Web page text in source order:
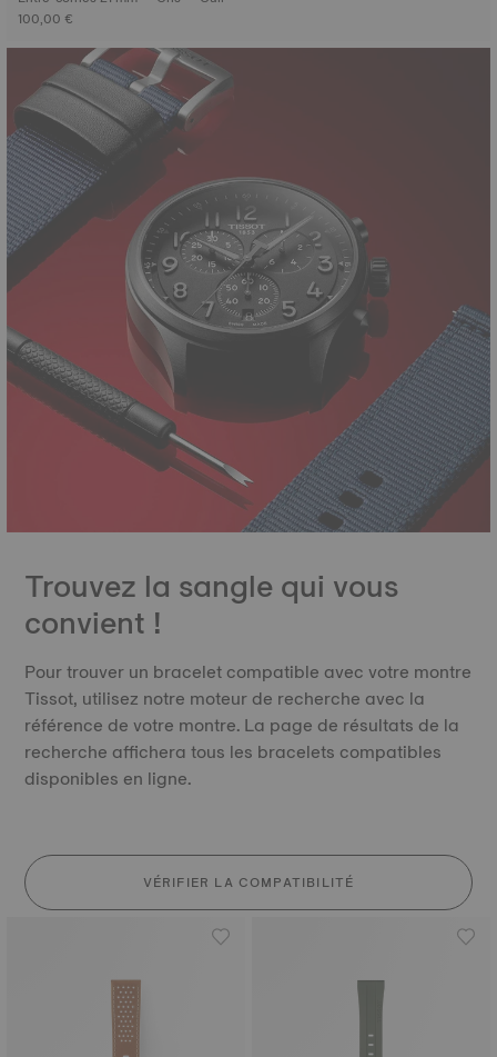
100,00 €
Trouvez la sangle qui vous
convient !
Pour trouver un bracelet compatible avec votre montre
Tissot, utilisez notre moteur de recherche avec la
référence de votre montre. La page de résultats de la
recherche affichera tous les bracelets compatibles
disponibles en ligne.
VÉRIFIER LA COMPATIBILITÉ